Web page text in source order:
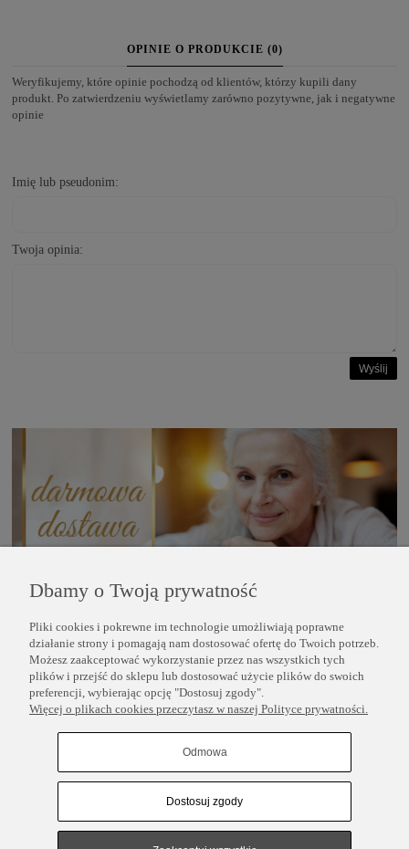
OPINIE O PRODUKCIE (0)
Weryfikujemy, które opinie pochodzą od klientów, którzy kupili dany
produkt. Po zatwierdzeniu wyświetlamy zarówno pozytywne, jak i negatywne
opinie
Imię lub pseudonim:
Twoja opinia:
Wyślij
POMOC
INFORMACJE
Pokaż pełną wersję strony
Dbamy o Twoją prywatność
Pliki cookies i pokrewne im technologie umożliwiają poprawne
działanie strony i pomagają nam dostosować ofertę do Twoich potrzeb.
Możesz zaakceptować wykorzystanie przez nas wszystkich tych
plików i przejść do sklepu lub dostosować użycie plików do swoich
preferencji, wybierając opcję "Dostosuj zgody".
Więcej o plikach cookies przeczytasz w naszej Polityce prywatności.
Odmowa
Dostosuj zgody